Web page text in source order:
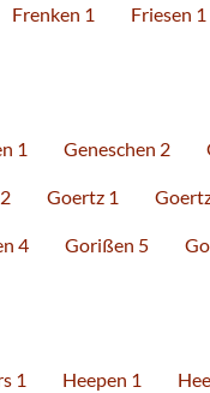
Frenken 1 Friesen 1
1 Geneschen 2
Goertz 1
4 Gorißen 5
1 Heepen 1